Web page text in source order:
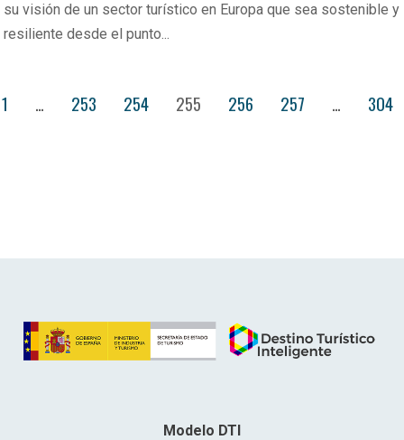
su visión de un sector turístico en Europa que sea sostenible y
resiliente desde el punto...
1 … 253 254 255 256 257 … 304
Modelo DTI